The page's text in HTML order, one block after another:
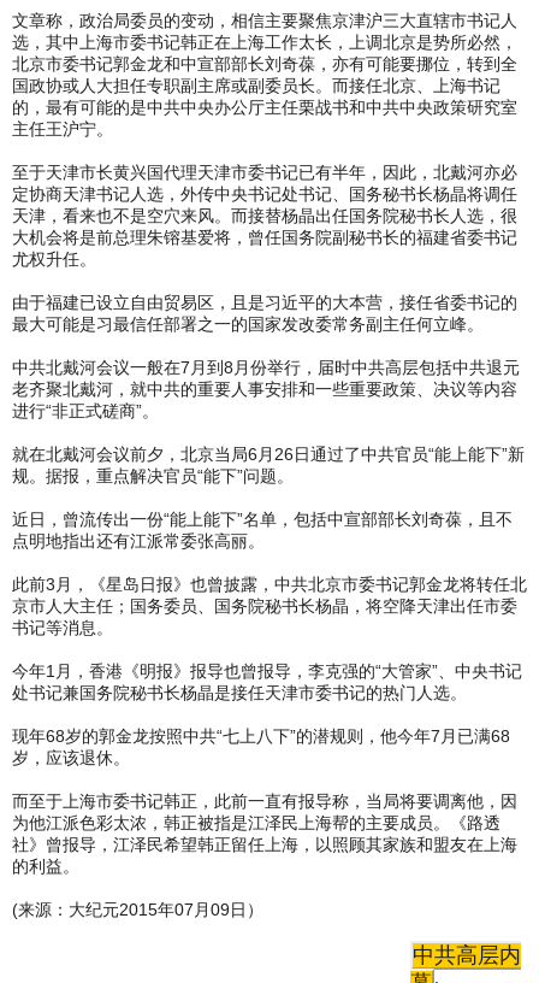
文章称，政治局委员的变动，相信主要聚焦京津沪三大直辖市书记人
选，其中上海市委书记韩正在上海工作太长，上调北京是势所必然，
北京市委书记郭金龙和中宣部部长刘奇葆，亦有可能要挪位，转到全
国政协或人大担任专职副主席或副委员长。而接任北京、上海书记
的，最有可能的是中共中央办公厅主任栗战书和中共中央政策研究室
主任王沪宁。
至于天津市长黄兴国代理天津市委书记已有半年，因此，北戴河亦必
定协商天津书记人选，外传中央书记处书记、国务秘书长杨晶将调任
天津，看来也不是空穴来风。而接替杨晶出任国务院秘书长人选，很
大机会将是前总理朱镕基爱将，曾任国务院副秘书长的福建省委书记
尤权升任。
由于福建已设立自由贸易区，且是习近平的大本营，接任省委书记的
最大可能是习最信任部署之一的国家发改委常务副主任何立峰。
中共北戴河会议一般在7月到8月份举行，届时中共高层包括中共退元
老齐聚北戴河，就中共的重要人事安排和一些重要政策、决议等内容
进行“非正式磋商”。
就在北戴河会议前夕，北京当局6月26日通过了中共官员“能上能下”新
规。据报，重点解决官员“能下”问题。
近日，曾流传出一份“能上能下”名单，包括中宣部部长刘奇葆，且不
点明地指出还有江派常委张高丽。
此前3月，《星岛日报》也曾披露，中共北京市委书记郭金龙将转任北
京市人大主任；国务委员、国务院秘书长杨晶，将空降天津出任市委
书记等消息。
今年1月，香港《明报》报导也曾报导，李克强的“大管家”、中央书记
处书记兼国务院秘书长杨晶是接任天津市委书记的热门人选。
现年68岁的郭金龙按照中共“七上八下”的潜规则，他今年7月已满68
岁，应该退休。
而至于上海市委书记韩正，此前一直有报导称，当局将要调离他，因
为他江派色彩太浓，韩正被指是江泽民上海帮的主要成员。《路透
社》曾报导，江泽民希望韩正留任上海，以照顾其家族和盟友在上海
的利益。
(来源：大纪元2015年07月09日）
中共高层内